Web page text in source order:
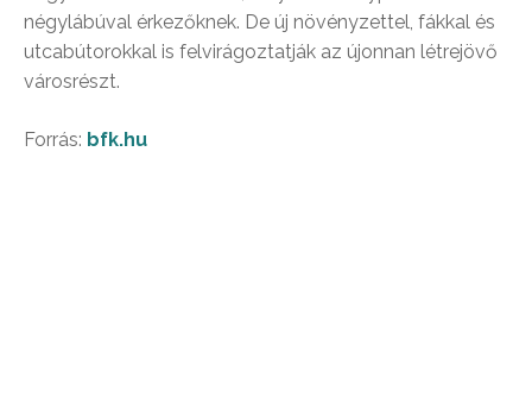
négylábúval érkezőknek. De új növényzettel, fákkal és
utcabútorokkal is felvirágoztatják az újonnan létrejövő
városrészt.
Forrás: bfk.hu